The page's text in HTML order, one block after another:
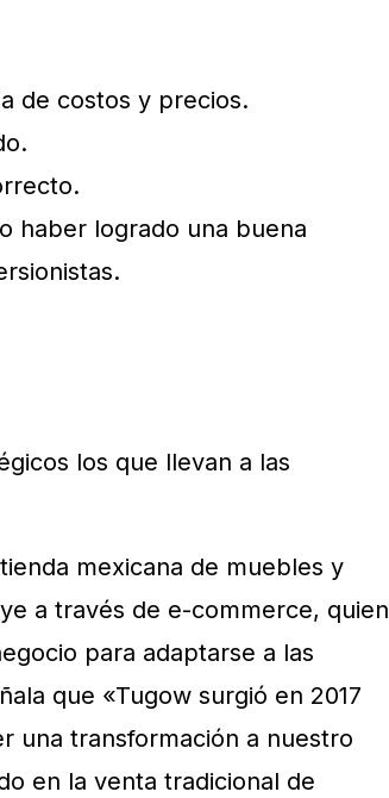
de costos y precios.
haber logrado una buena
los que llevan a las
mexicana de muebles y
a través de e-commerce, quien
para adaptarse a las
que «Tugow surgió en 2017
una transformación a nuestro
en la venta tradicional de